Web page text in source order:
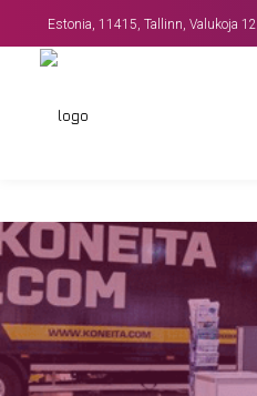
Estonia, 11415, Tallinn, Valukoja 12